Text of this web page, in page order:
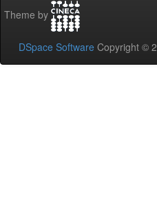
Theme by
DSpace Software Copyright ©